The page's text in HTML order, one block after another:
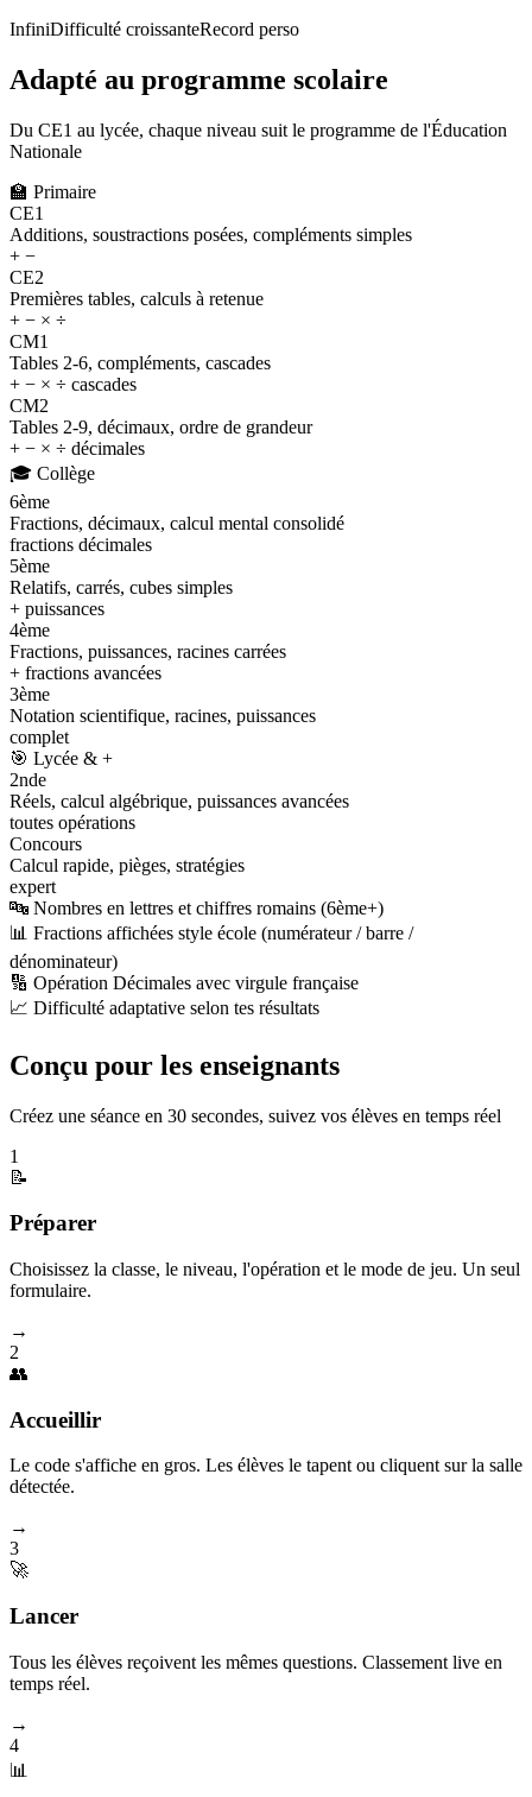
InfiniDifficulté croissanteRecord perso
Adapté au programme scolaire
Du CE1 au lycée, chaque niveau suit le programme de l'Éducation
Nationale
🏫 Primaire
CE1
Additions, soustractions posées, compléments simples
+ −
CE2
Premières tables, calculs à retenue
+ − × ÷
CM1
Tables 2-6, compléments, cascades
+ − × ÷ cascades
CM2
Tables 2-9, décimaux, ordre de grandeur
+ − × ÷ décimales
🎓 Collège
6ème
Fractions, décimaux, calcul mental consolidé
fractions décimales
5ème
Relatifs, carrés, cubes simples
+ puissances
4ème
Fractions, puissances, racines carrées
+ fractions avancées
3ème
Notation scientifique, racines, puissances
complet
🎯 Lycée & +
2nde
Réels, calcul algébrique, puissances avancées
toutes opérations
Concours
Calcul rapide, pièges, stratégies
expert
🔤 Nombres en lettres et chiffres romains (6ème+)
📊 Fractions affichées style école (numérateur / barre /
dénominateur)
🔢 Opération Décimales avec virgule française
📈 Difficulté adaptative selon tes résultats
Conçu pour les enseignants
Créez une séance en 30 secondes, suivez vos élèves en temps réel
1
📝
Préparer
Choisissez la classe, le niveau, l'opération et le mode de jeu. Un seul
formulaire.
→
2
👥
Accueillir
Le code s'affiche en gros. Les élèves le tapent ou cliquent sur la salle
détectée.
→
3
🚀
Lancer
Tous les élèves reçoivent les mêmes questions. Classement live en
temps réel.
→
4
📊